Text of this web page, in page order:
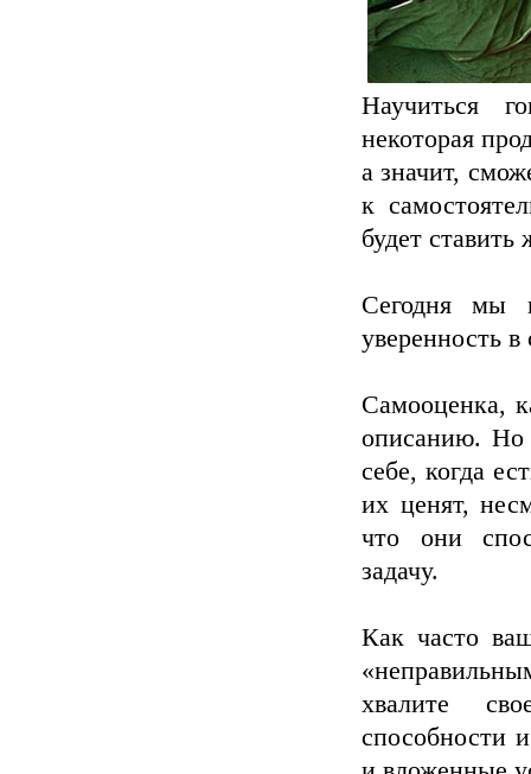
Научиться
некоторая
а значит,
к
будет ставить
Сегодня мы
уверенность в
Самооценка,
описанию. Но
себе, когда
их ценят,
что они
задачу.
Как часто
хвалите
способности